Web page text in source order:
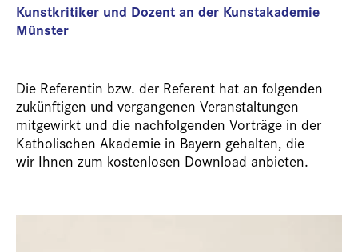
Kunstkritiker und Dozent an der Kunstakademie
Münster
Die Referentin bzw. der Referent hat an folgenden
zukünftigen und vergangenen Veranstaltungen
mitgewirkt und die nachfolgenden Vorträge in der
Katholischen Akademie in Bayern gehalten, die
wir Ihnen zum kostenlosen Download anbieten.